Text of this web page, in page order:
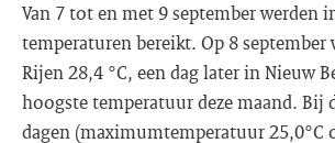
Van 7 tot en met 9 september werden
temperaturen bereikt. Op 8 september
Rijen 28,4 °C, een dag later in Nieuw
hoogste temperatuur deze maand. Bij
dagen (maximumtemperatuur 25,0°C